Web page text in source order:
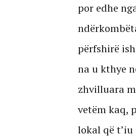
por edhe
përfshirë
na u kthye
zhvilluara
vetëm kaq,
lokal që